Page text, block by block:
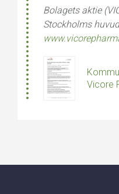
Bolagets aktie
Stockholms
Vicore